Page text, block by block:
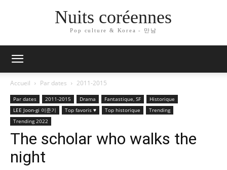
Nuits coréennes
Pop culture & Korea - 만남
Accueil Par dates 2011-2015
Par dates 2011-2015 Drama Fantastique, SF
Historique
LEE Joon-gi 이준기
Top favoris ♥ Top historique
Trending
Trending 2022
The scholar who walks the
night